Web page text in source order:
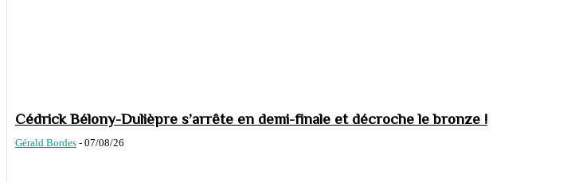
Cédrick Bélony-Dulièpre s’arrête en demi-finale et décroche le bronze !
Gérald Bordes - 07/08/26